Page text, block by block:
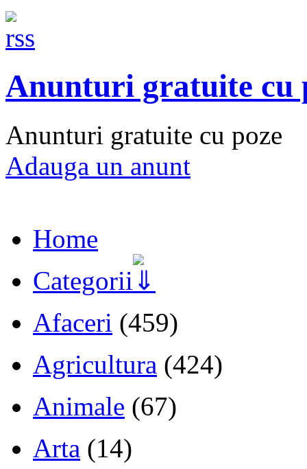
Anunturi gratuite cu
Anunturi gratuite cu poze
Adauga un anunt
Home
Categorii
Afaceri (459)
Agricultura (424)
Animale (67)
Arta (14)